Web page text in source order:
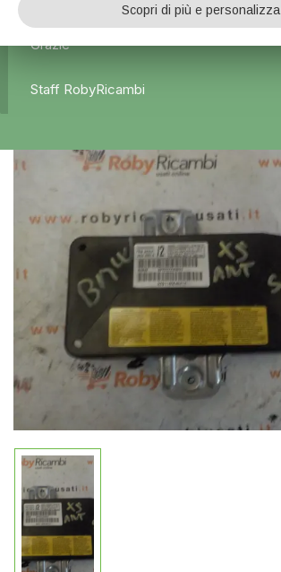
Grazie
Staff RobyRicambi
Scopri di più e personalizza